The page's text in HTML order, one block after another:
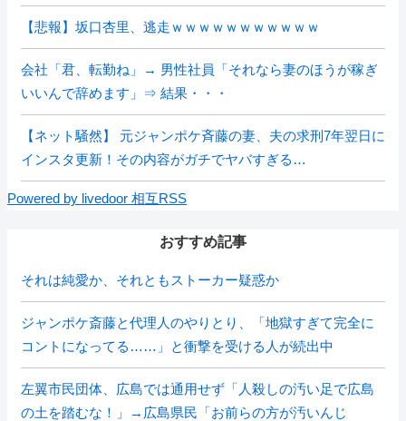
【悲報】坂口杏里、逃走ｗｗｗｗｗｗｗｗｗｗｗ
会社「君、転勤ね」→ 男性社員「それなら妻のほうが稼ぎ
いいんで辞めます」⇒ 結果・・・
【ネット騒然】 元ジャンポケ斉藤の妻、夫の求刑7年翌日に
インスタ更新！その内容がガチでヤバすぎる…
Powered by livedoor 相互RSS
おすすめ記事
それは純愛か、それともストーカー疑惑か
ジャンポケ斎藤と代理人のやりとり、「地獄すぎて完全に
コントになってる……」と衝撃を受ける人が続出中
左翼市民団体、広島では通用せず「人殺しの汚い足で広島
の土を踏むな！」→広島県民「お前らの方が汚いんじ